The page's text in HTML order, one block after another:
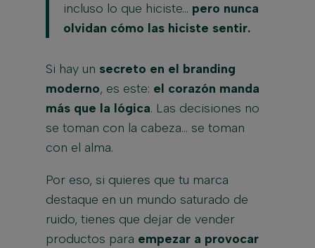
incluso lo que hiciste… pero nunca
olvidan cómo las hiciste sentir.
Si hay un secreto en el branding
moderno, es este: el corazón manda
más que la lógica. Las decisiones no
se toman con la cabeza… se toman
con el alma.
Por eso, si quieres que tu marca
destaque en un mundo saturado de
ruido, tienes que dejar de vender
productos para empezar a provocar